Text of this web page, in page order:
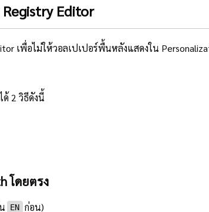
Editor
เพื่อไม่ให้วอลเปเปอร์พื้นหลังแสดงใน
ด้ 2 วิธีดังนี้
โดยตรง
EN ก่อน)